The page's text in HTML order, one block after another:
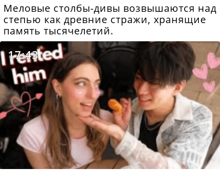
Меловые столбы-дивы возвышаются над
степью как древние стражи, хранящие
память тысячелетий.
17:43